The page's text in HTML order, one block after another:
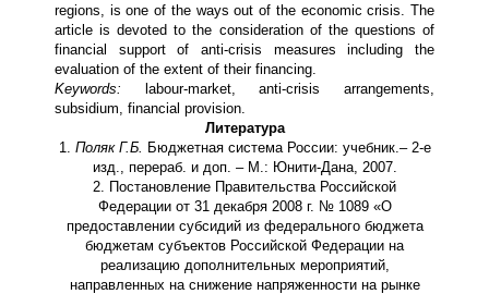
regions, is one of the ways out of the economic crisis. The
article is devoted to the consideration of the questions of
financial support of anti-crisis measures including the
evaluation of the extent of their financing.
Keywords: labour-market, anti-crisis arrangements,
subsidium, financial provision.
Литература
1. Поляк Г.Б. Бюджетная система России: учебник.– 2-е
изд., перераб. и доп. – М.: Юнити-Дана, 2007.
2. Постановление Правительства Российской
Федерации от 31 декабря 2008 г. № 1089 «О
предоставлении субсидий из федерального бюджета
бюджетам субъектов Российской Федерации на
реализацию дополнительных мероприятий,
направленных на снижение напряженности на рынке